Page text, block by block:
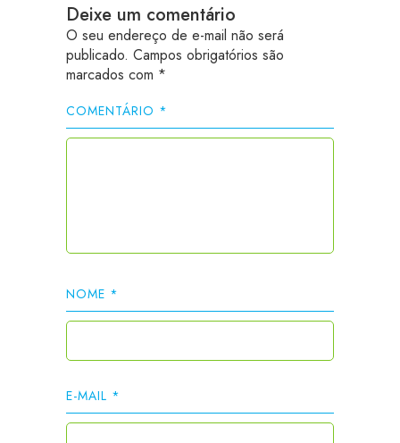
Deixe um comentário
O seu endereço de e-mail não será
publicado. Campos obrigatórios são
marcados com *
COMENTÁRIO *
NOME *
E-MAIL *